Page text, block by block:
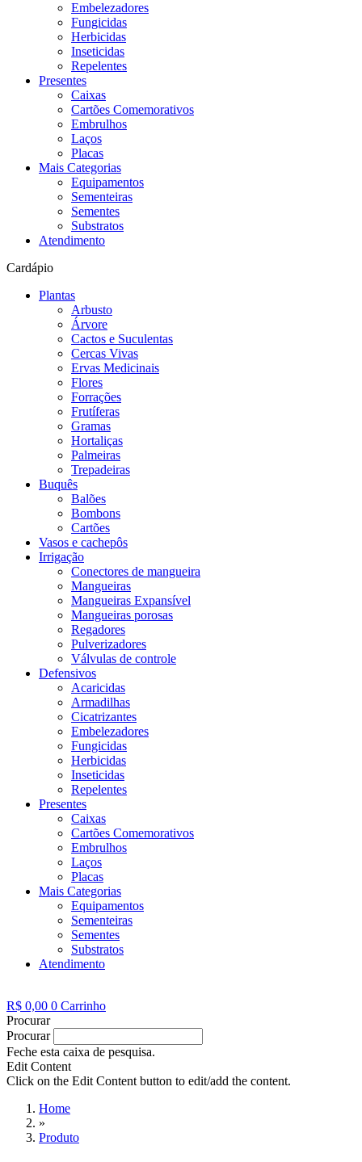
Embelezadores
Fungicidas
Herbicidas
Inseticidas
Repelentes
Presentes
Caixas
Cartões Comemorativos
Embrulhos
Laços
Placas
Mais Categorias
Equipamentos
Sementeiras
Sementes
Substratos
Atendimento
Cardápio
Plantas
Arbusto
Árvore
Cactos e Suculentas
Cercas Vivas
Ervas Medicinais
Flores
Forrações
Frutíferas
Gramas
Hortaliças
Palmeiras
Trepadeiras
Buquês
Balões
Bombons
Cartões
Vasos e cachepôs
Irrigação
Conectores de mangueira
Mangueiras
Mangueiras Expansível
Mangueiras porosas
Regadores
Pulverizadores
Válvulas de controle
Defensivos
Acaricidas
Armadilhas
Cicatrizantes
Embelezadores
Fungicidas
Herbicidas
Inseticidas
Repelentes
Presentes
Caixas
Cartões Comemorativos
Embrulhos
Laços
Placas
Mais Categorias
Equipamentos
Sementeiras
Sementes
Substratos
Atendimento
R$ 0,00 0 Carrinho
Procurar
Procurar
Feche esta caixa de pesquisa.
Edit Content
Click on the Edit Content button to edit/add the content.
Home
»
Produto